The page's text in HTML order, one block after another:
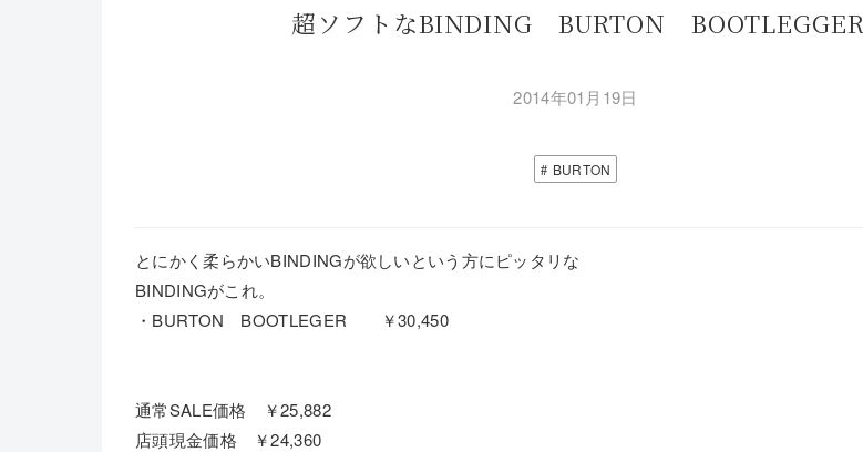
超ソフトなBINDING BURTON BOOTLEGGER
2014年01月19日
BURTON
とにかく柔らかいBINDINGが欲しいという方にピッタリな
BINDINGがこれ。
・BURTON BOOTLEGER ￥30,450
通常SALE価格 ￥25,882
店頭現金価格 ￥24,360